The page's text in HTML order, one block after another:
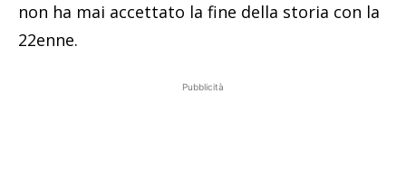
non ha mai accettato la fine della storia con la
22enne.
Pubblicità